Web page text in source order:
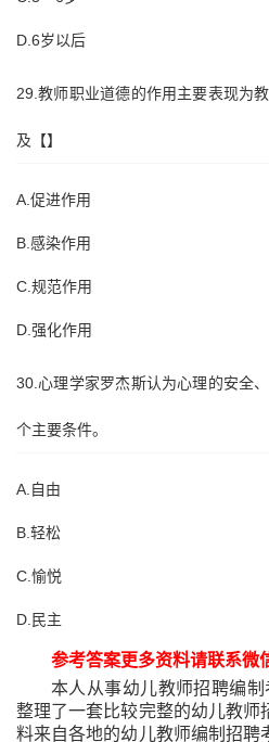
D.6岁以后
29.教师职业道德的作用主要表现为
及【】
A.促进作用
B.感染作用
C.规范作用
D.强化作用
30.心理学家罗杰斯认为心理的安全
个主要条件。
A.自由
B.轻松
C.愉悦
D.民主
参考答案更多资料请联系微
本人从事幼儿教师招聘编
整理了一套比较完整的幼儿教师
料来自各地的幼儿教师编制招聘